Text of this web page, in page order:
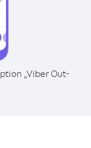
„Viber Out-